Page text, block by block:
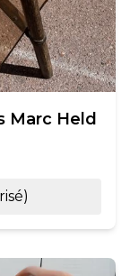
Marc Held